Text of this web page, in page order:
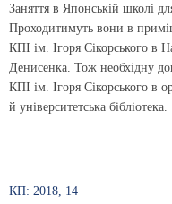
Заняття в Японській школі
Проходитимуть вони в
КПІ ім. Ігоря Сікорського в
Денисенка. Тож необхідну
КПІ ім. Ігоря Сікорського в
й університетська бібліотека.
КП: 2018, 14